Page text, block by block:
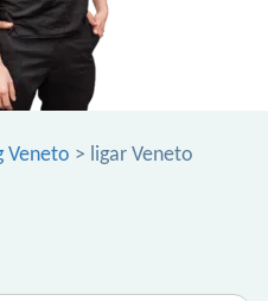
Veneto > ligar Veneto